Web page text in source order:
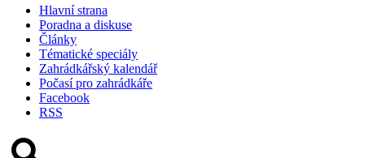
Hlavní strana
Poradna a diskuse
Články
Tématické speciály
Zahrádkářský kalendář
Počasí pro zahrádkáře
Facebook
RSS